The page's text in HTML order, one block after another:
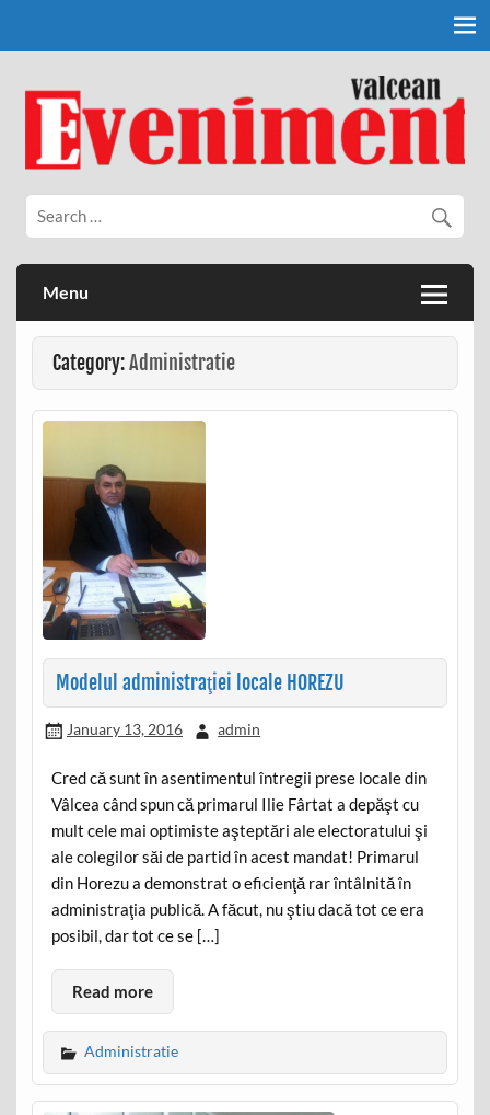
Eveniment Valcean
Menu
Category:Administratie
Modelul administraţiei locale HOREZU
January 13, 2016 admin
Cred că sunt în asentimentul întregii prese locale din
Vâlcea când spun că primarul Ilie Fârtat a depăşt cu
mult cele mai optimiste aşteptări ale electoratului şi
ale colegilor săi de partid în acest mandat! Primarul
din Horezu a demonstrat o eficienţă rar întâlnită în
administraţia publică. A făcut, nu ştiu dacă tot ce era
posibil, dar tot ce se […]
Read more
Administratie